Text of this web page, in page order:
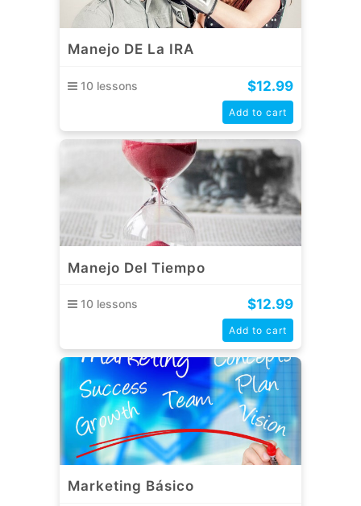
Manejo DE La IRA
10 lessons $12.99
Add to cart
Manejo Del Tiempo
10 lessons $12.99
Add to cart
Marketing Básico